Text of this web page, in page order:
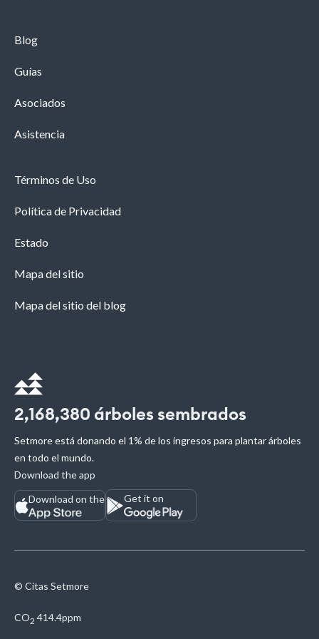
(por ejemplo, salones)
Desactivar los inicios de sesión funciona mejor
una entrevista de trabajo)
opciones para personalizar la programación del
cliente.
Blog
Guías
Asociados
Asistencia
Términos de Uso
Política de Privacidad
Estado
Mapa del sitio
Mapa del sitio del blog
2,168,380 árboles sembrados
Setmore está donando el 1% de los ingresos para plantar árboles
en todo el mundo.
Download the app
Download on the
Get it on
© Citas Setmore
CO2 414.4ppm